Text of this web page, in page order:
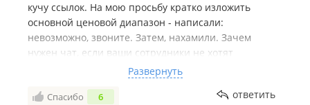
кучу ссылок. На мою просьбу кратко изложить
основной ценовой диапазон - написали:
невозможно, звоните. Затем, нахамили. Зачем
нужен чат, если ваши сотрудники не хотят
нормально и вежливо общаться с клиентами?
Отличился менеджер Алексей Л***, закрыл сделку
так ее и не начав. Просто "передовик" продаж.
Развернуть
Спасибо 6 ответить